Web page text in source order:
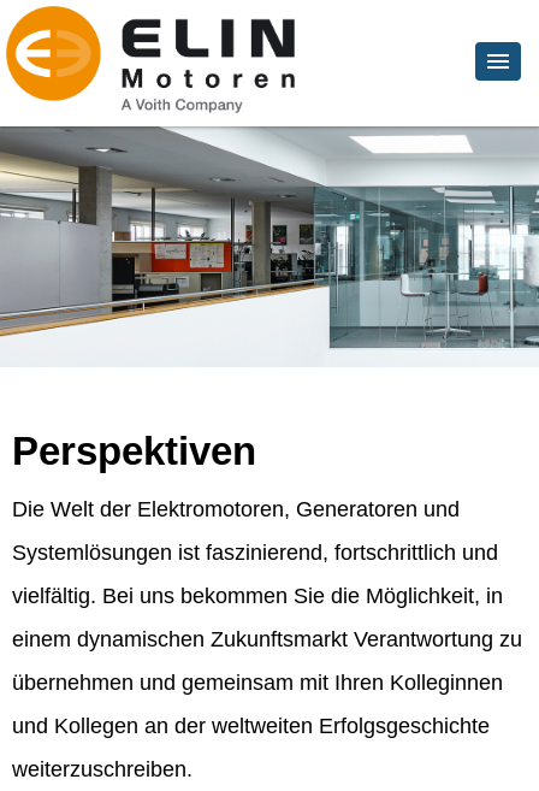
Perspektiven
Die Welt der Elektromotoren, Generatoren und
Systemlösungen ist faszinierend, fortschrittlich und
vielfältig. Bei uns bekommen Sie die Möglichkeit, in
einem dynamischen Zukunftsmarkt Verantwortung zu
übernehmen und gemeinsam mit Ihren Kolleginnen
und Kollegen an der weltweiten Erfolgsgeschichte
weiterzuschreiben.